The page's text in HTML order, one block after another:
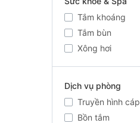
Tắm khoáng
Tắm bùn
Xông hơi
Dịch vụ phòng
Truyền hình cáp
Bồn tắm